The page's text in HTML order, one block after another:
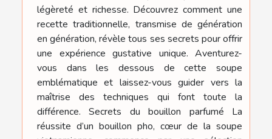
légèreté et richesse. Découvrez comment une
recette traditionnelle, transmise de génération
en génération, révèle tous ses secrets pour offrir
une expérience gustative unique. Aventurez-
vous dans les dessous de cette soupe
emblématique et laissez-vous guider vers la
maîtrise des techniques qui font toute la
différence. Secrets du bouillon parfumé La
réussite d’un bouillon pho, cœur de la soupe